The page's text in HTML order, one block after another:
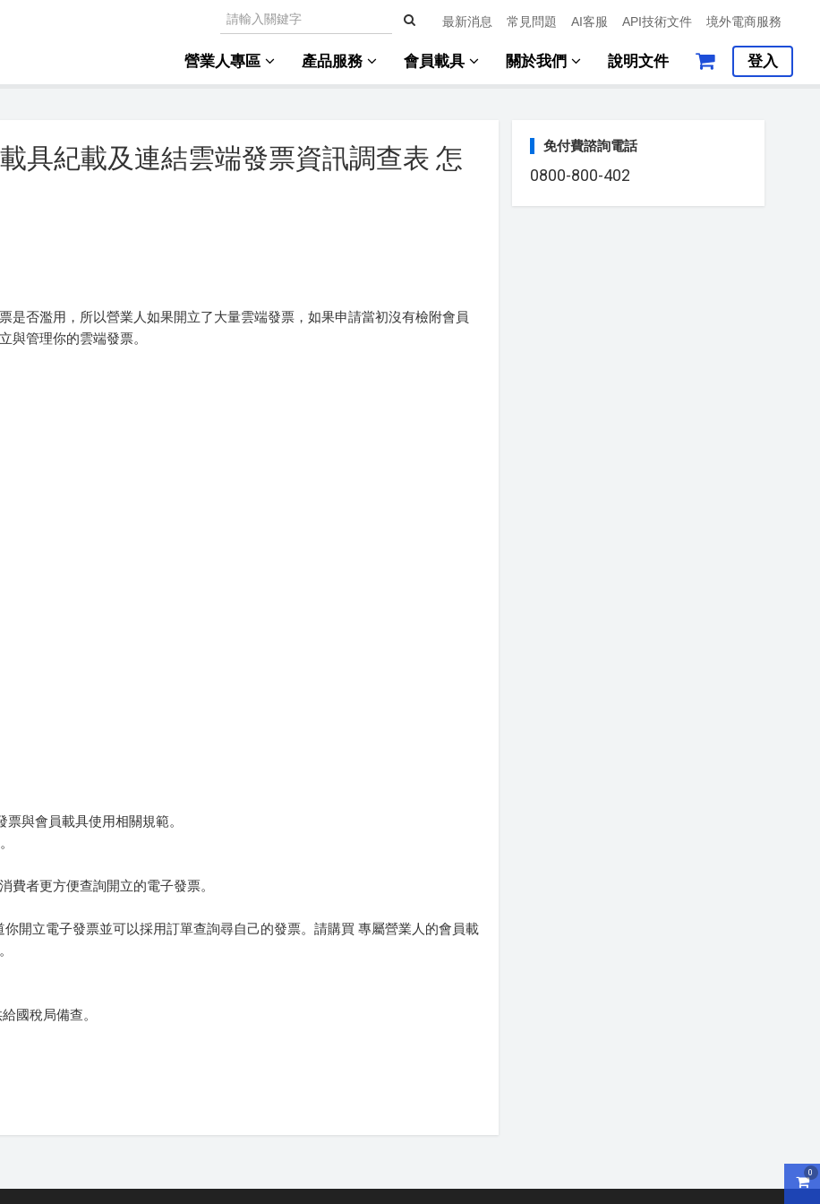
購
0
最新消息 常見問題 AI客服 API技術文件 境外電商服務
營業人專區 產品服務 會員載具 關於我們 說明文件 登入
具紀載及連結雲端發票資訊調查表 怎
是否濫用，所以營業人如果開立了大量雲端發票，如果申請當初沒有檢附會員
與管理你的雲端發票。
與會員載具使用相關規範。
費者更方便查詢開立的電子發票。
開立電子發票並可以採用訂單查詢尋自己的發票。請購買 專屬營業人的會員載
國稅局備查。
免付費諮詢電話
0800-800-402